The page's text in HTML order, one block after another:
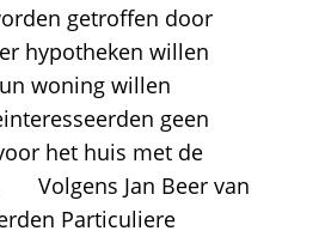
getroffen door
hypotheken willen
woning willen
geen
het huis met de
Volgens Jan Beer van
Particuliere